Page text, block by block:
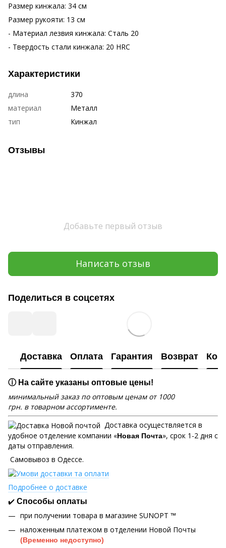
Размер кинжала: 34 см
Размер рукояти: 13 см
- Материал лезвия кинжала: Сталь 20
- Твердость стали кинжала: 20 HRC
Характеристики
длина
370
материал
Металл
тип
Кинжал
Отзывы
Добавьте первый отзыв
Написать отзыв
Поделиться в соцсетях
Доставка Оплата Гарантия Возврат
ⓘ На сайте указаны оптовые цены!
минимальный заказ по оптовым ценам от 1000
грн. в товарном ассортименте.
Доставка осуществляется в
удобное отделение компании «Новая Почта», срок 1-2 дня с
даты отправления.
Самовывоз в Одессе.
Подробнее о доставке
✔️ Способы оплаты
при получении товара в магазине SUNOPT ™
наложенным платежом в отделении Новой Почты
(Временно недоступно)